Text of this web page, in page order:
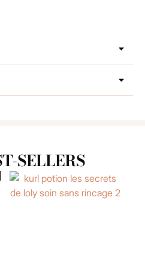
SELLERS